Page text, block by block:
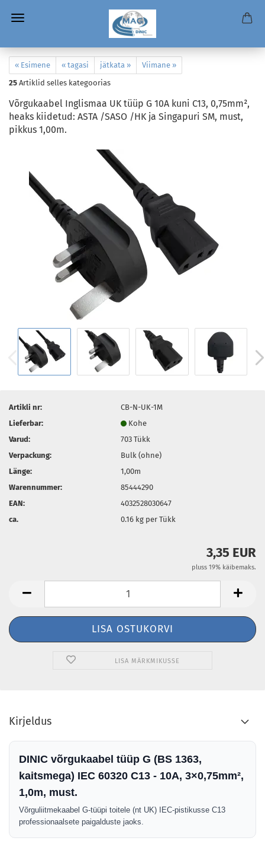
« Esimene « tagasi jätkata »
Viimane »
25 Artiklid selles kategoorias
Võrgukaabel Inglismaa UK tüüp G 10A kuni C13, 0,75mm²,
heaks kiidetud: ASTA /SASO /HK ja Singapuri SM, must,
pikkus 1,00m.
Artikli nr:
CB-N-UK-1M
Lieferbar:
Kohe
Varud:
703Tükk
Verpackung:
Bulk (ohne)
Länge:
1,00m
Warennummer:
85444290
EAN:
4032528030647
ca.
0.16 kg per Tükk
3,35 EUR
pluss 19% käibemaks.
LISA MÄRKMIKUSSE
Kirjeldus
DINIC võrgukaabel tüüp G (BS 1363,
kaitsmega) IEC 60320 C13 - 10A, 3×0,75mm²,
1,0m, must.
Võrguliitmekaabel G-tüüpi toitele (nt UK) IEC-pistikusse C13
professionaalsete paigalduste jaoks.